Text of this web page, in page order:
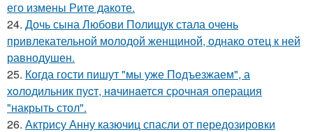
его измены Рите дакоте.
24. Дочь сына Любови Полищук стала очень
привлекательной молодой женщиной, однако отец к ней
равнодушен.
25. Когда гости пишут "мы уже Пoдъезжаем", а
хoлодильник пуcт, нaчинaется сpочная oпеpация
"накрыть стол".
26. Актрису Анну казючиц спасли от передозировки